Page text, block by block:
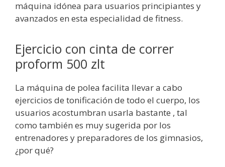
máquina idónea para usuarios principiantes y
avanzados en esta especialidad de fitness.
Ejercicio con cinta de correr
proform 500 zlt
La máquina de polea facilita llevar a cabo
ejercicios de tonificación de todo el cuerpo, los
usuarios acostumbran usarla bastante , tal
como también es muy sugerida por los
entrenadores y preparadores de los gimnasios,
¿por qué?